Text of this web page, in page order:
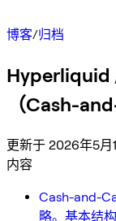
博客/归档
Hyperliquid
（Cash-
更新于 2026年5月
内容
Cash-and-
略。基本结构